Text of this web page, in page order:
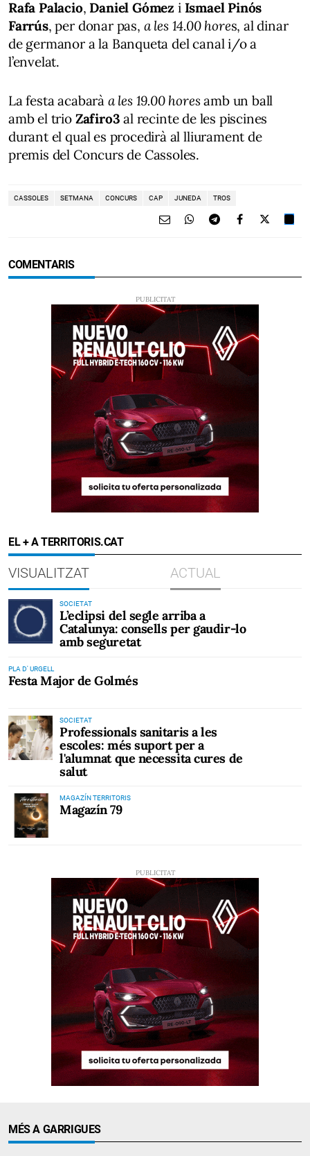
Rafa Palacio, Daniel Gómez i Ismael Pinós
Farrús, per donar pas, a les 14.00 hores, al dinar
de germanor a la Banqueta del canal i/o a
l’envelat.
La festa acabaràa les 19.00 horesamb un ball
amb el trio Zafiro3 al recinte de les piscines
durant el qual es procedirà al lliurament de
premis del Concurs de Cassoles.
CASSOLES SETMANA CONCURS CAP JUNEDA TROS
COMENTARIS
EL + A TERRITORIS.CAT
VISUALITZAT ACTUAL
SOCIETAT
L’eclipsi del segle arriba a
Catalunya: consells per gaudir-lo
amb seguretat
PLA D' URGELL
Festa Major de Golmés
SOCIETAT
Professionals sanitaris a les
escoles: més suport per a
l'alumnat que necessita cures de
salut
MAGAZÍN TERRITORIS
Magazín 79
MÉS A GARRIGUES